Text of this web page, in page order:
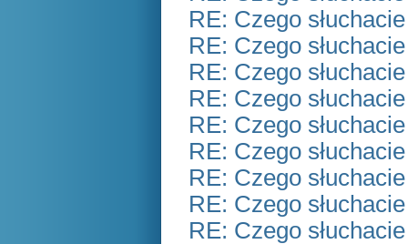
RE: Czego
RE: Czego
RE: Czego
RE: Czego
RE: Czego
RE: Czego
RE: Czego
RE: Czego
RE: Czego